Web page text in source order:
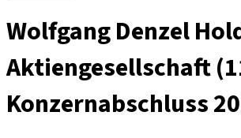
Wolfgang Denzel
Aktiengesellschaft
Konzernabschluss